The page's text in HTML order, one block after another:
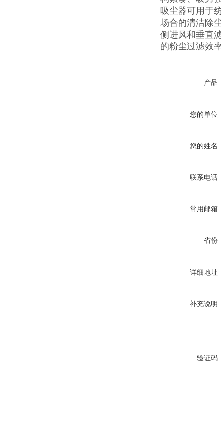
吸尘器可用于
场合的清洁除
侧进风和垂直
的粉尘过滤效
产品
您的单位
您的姓名
联系电话
常用邮箱
省份
详细地址
补充说明
验证码